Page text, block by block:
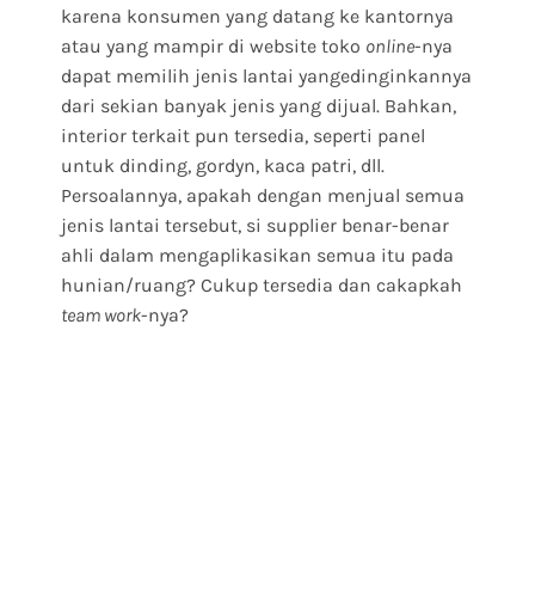
karena konsumen yang datang ke kantornya
atau yang mampir di website toko online-nya
dapat memilih jenis lantai yangedinginkannya
dari sekian banyak jenis yang dijual. Bahkan,
interior terkait pun tersedia, seperti panel
untuk dinding, gordyn, kaca patri, dll.
Persoalannya, apakah dengan menjual semua
jenis lantai tersebut, si supplier benar-benar
ahli dalam mengaplikasikan semua itu pada
hunian/ruang? Cukup tersedia dan cakapkah
team work-nya?